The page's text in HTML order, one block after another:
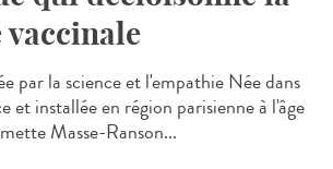
par la science et l'empathie Née dans
et installée en région parisienne à l'âge
Masse-Ranson...